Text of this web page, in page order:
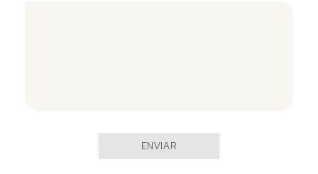
ENVIAR